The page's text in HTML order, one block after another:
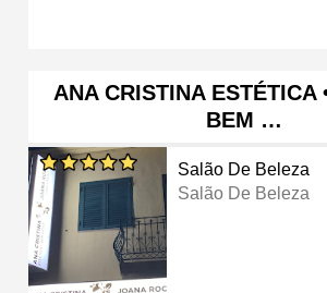
ANA CRISTINA ESTÉTICA
BEM …
Salão De Beleza
Salão De Beleza